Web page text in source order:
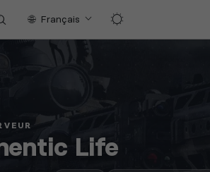
Français
Life